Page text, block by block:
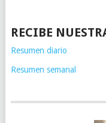
RECIBE
Resumen diario
Resumen semanal